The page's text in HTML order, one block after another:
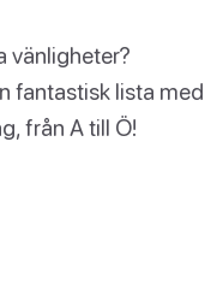
vänligheter?
fantastisk lista med
från A till Ö!